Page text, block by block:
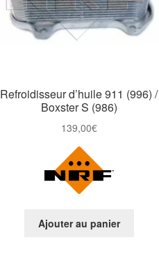
Refroidisseur d’huile 911 (996) /
Boxster S (986)
139,00€
Ajouter au panier